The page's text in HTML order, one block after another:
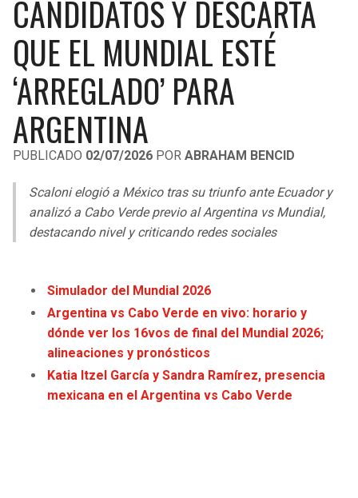
LIGA DE EXPANSIÓN MX
LEAGUES CUP
UEFA EUROPA LEAGUE
UEFA CONFERENCE LEAGUE
MLS
COPA LIBERTADORES
COPA SUDAMERICANA
LIGA BETPLAY
OTRAS LIGAS
RAIDERS
CHARGERS
RAVENS
BROWNS
TEXANS
COLTS
JAGUARS
CAVALIERS
PISTONS
PACERS
HAWKS
HEAT
MAGIC
WIZARDS
CANDIDATOS Y DESCARTA
QUE EL MUNDIAL ESTÉ
‘ARREGLADO’ PARA
ARGENTINA
PUBLICADO 02/07/2026 POR ABRAHAM BENCID
Scaloni elogió a México tras su triunfo ante Ecuador y
analizó a Cabo Verde previo al Argentina vs Mundial,
destacando nivel y criticando redes sociales
Simulador del Mundial 2026
Argentina vs Cabo Verde en vivo: horario y
dónde ver los 16vos de final del Mundial 2026;
alineaciones y pronósticos
Katia Itzel García y Sandra Ramírez, presencia
mexicana en el Argentina vs Cabo Verde